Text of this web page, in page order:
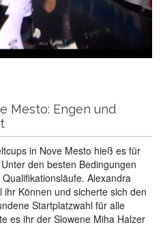
Mesto: Engen und
in Nove Mesto hieß es für
den besten Bedingungen
Alexandra
Können und sicherte sich den
Startplatzwahl für alle
es ihr der Slowene Miha Halzer